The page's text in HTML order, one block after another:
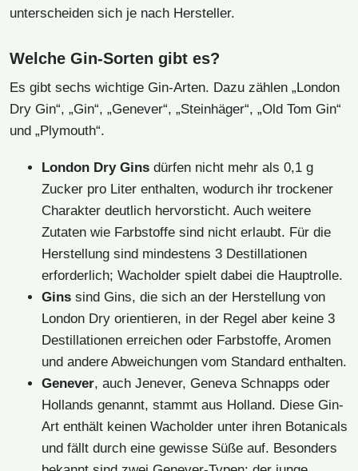
unterscheiden sich je nach Hersteller.
Welche Gin-Sorten gibt es?
Es gibt sechs wichtige Gin-Arten. Dazu zählen „London
Dry Gin“, „Gin“, „Genever“, „Steinhäger“, „Old Tom Gin“
und „Plymouth“.
London Dry Gins dürfen nicht mehr als 0,1 g
Zucker pro Liter enthalten, wodurch ihr trockener
Charakter deutlich hervorsticht. Auch weitere
Zutaten wie Farbstoffe sind nicht erlaubt. Für die
Herstellung sind mindestens 3 Destillationen
erforderlich; Wacholder spielt dabei die Hauptrolle.
Gins sind Gins, die sich an der Herstellung von
London Dry orientieren, in der Regel aber keine 3
Destillationen erreichen oder Farbstoffe, Aromen
und andere Abweichungen vom Standard enthalten.
Genever, auch Jenever, Geneva Schnapps oder
Hollands genannt, stammt aus Holland. Diese Gin-
Art enthält keinen Wacholder unter ihren Botanicals
und fällt durch eine gewisse Süße auf. Besonders